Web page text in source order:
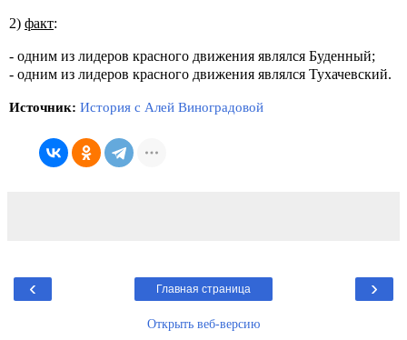
2) факт:
- одним из лидеров красного движения являлся Буденный;
- одним из лидеров красного движения являлся Тухачевский.
Источник: История с Алей Виноградовой
‹ ›
Главная страница
Открыть веб-версию